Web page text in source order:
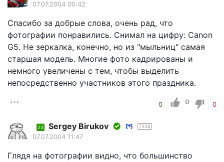
07.07.2004 00:42
Спасибо за добрые слова, очень рад, что
фотографии понравились. Снимал на цифру: Canon
G5. Не зеркалка, конечно, но из "мыльниц" самая
старшая модель. Многие фото кадрированы и
немного увеличены с тем, чтобы выделить
непосредственно участников этого праздника.
0 0 0
23 Sergey Birukov 7336
07.07.2004 11:47
Глядя на фотографии видно, что большинство